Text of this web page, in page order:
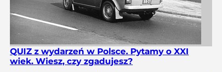
QUIZ z wydarzeń w Polsce. Pytamy o XXI
wiek. Wiesz, czy zgadujesz?